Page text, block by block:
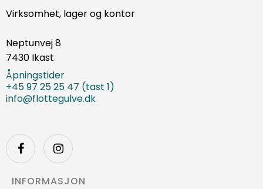
Virksomhet, lager og kontor
Neptunvej 8
7430 Ikast
Åpningstider
+45 97 25 25 47 (tast 1)
info@flottegulve.dk
INFORMASJON